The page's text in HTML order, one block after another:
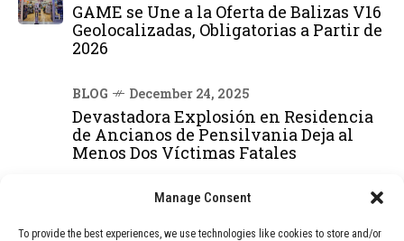
Manage Consent
To provide the best experiences, we use technologies like cookies to store and/or
GAME se Une a la Oferta de Balizas V16
Geolocalizadas, Obligatorias a Partir de
2026
BLOG December 24, 2025
Devastadora Explosión en Residencia
de Ancianos de Pensilvania Deja al
Menos Dos Víctimas Fatales